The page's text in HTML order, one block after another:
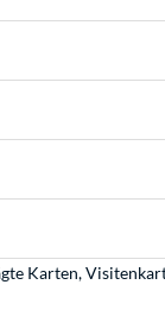
Karten,